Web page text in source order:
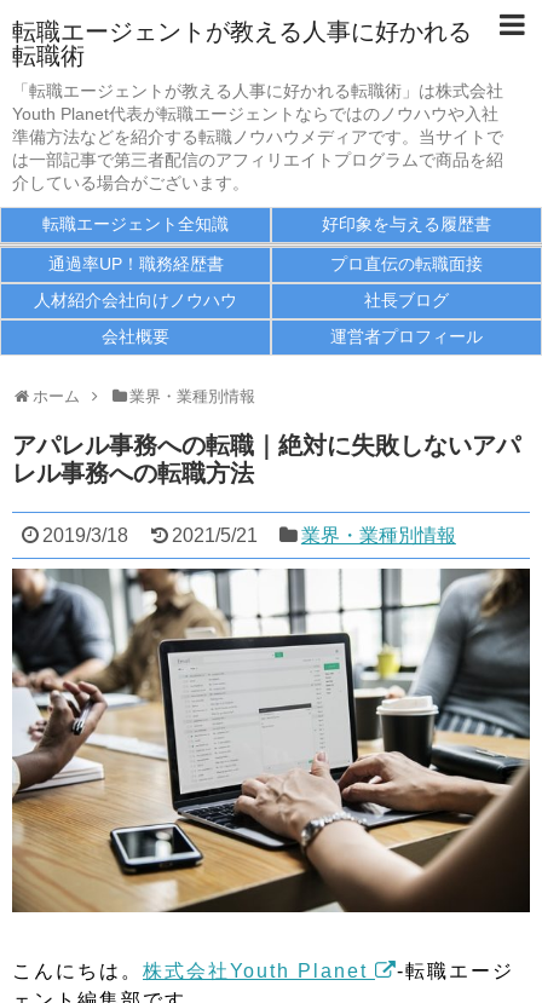
転職エージェントが教える人事に好かれる
転職術
「転職エージェントが教える人事に好かれる転職術」は株式会社
Youth Planet代表が転職エージェントならではのノウハウや入社
準備方法などを紹介する転職ノウハウメディアです。当サイトで
は一部記事で第三者配信のアフィリエイトプログラムで商品を紹
介している場合がございます。
転職エージェント全知識 好印象を与える履歴書
通過率UP！職務経歴書
プロ直伝の転職面接
人材紹介会社向けノウハウ
社長ブログ
会社概要
運営者プロフィール
ホーム 業界・業種別情報
アパレル事務への転職｜絶対に失敗しないアパ
レル事務への転職方法
2019/3/18 2021/5/21 業界・業種別情報
こんにちは。 株式会社Youth Planet
-転職エージ
転職エージェント全知識
好印象を与える履歴書
通過率UP！職務経歴書
プロ直伝の転職面接
人材紹介会社向けノウハウ
社長ブログ
会社概要
運営者プロフィール